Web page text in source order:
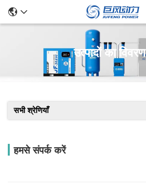
उत्पादों का विवरण
सभी श्रेणियाँ
हमसे संपर्क करें